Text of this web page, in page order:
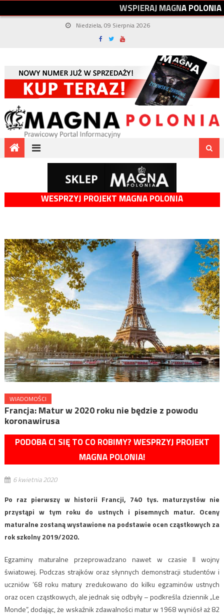
WSPIERAJMAGNAPOLONIA
Niedziela, 09 Sierpnia 2026
WESPRZYJ PROJEKT MAGNA POLONIA
WIADOMOŚCI
Francja: Matur w 2020 roku nie będzie z powodu
koronawirusa
PODOBA CI SIĘ TO CO ROBIMY? WESPRZYJ PROJEKT
MAGNA POLONIA!
6 kwietnia 2020
Po raz pierwszy w historii Francji, 740 tys. maturzystów nie
przystąpi w tym roku do ustnych i pisemnych matur. Oceny
maturalne zostaną wystawione na podstawie ocen cząstkowych za
rok szkolny 2019/2020.
Egzaminy maturalne przeprowadzano nawet w czasie II wojny
światowej. Podczas strajków oraz słynnych demonstracji studentów i
uczniów ’68 roku matury zredukowano do kilku egzaminów ustnych
oraz ocen cząstkowych, ale jednak się odbyły – podkreśla dziennik „Le
Monde”, dodając, że wskaźnik zdawalności matur w 1968 wyniósł aż 82